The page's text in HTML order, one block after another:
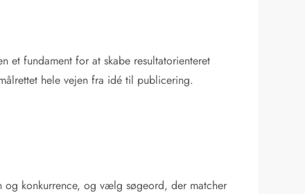
et fundament for at skabe resultatorienteret
hele vejen fra idé til publicering.
og konkurrence, og vælg søgeord, der matcher